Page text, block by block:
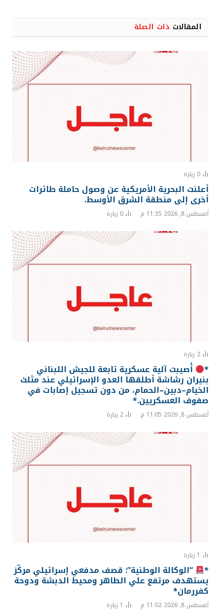
المقالات ذات الصلة
0 زيارة
أعلنت البحرية الأمريكية عن وصول حاملة طائرات
أخرى إلى منطقة الشرق الأوسط.
أغسطس 8, 2026 11:35 م 0 زيارة
2 زيارة
* أُصيبت آلية عسكرية تابعة للجيش اللبناني
بنيران رشاشة أطلقها العدو الإسرائيلي عند مثلث
الخيام–دبين–الحمام، من دون تسجيل إصابات في
صفوف العسكريين.*
أغسطس 8, 2026 11:05 م 2 زيارة
1 زيارة
* “الوكالة الوطنية”: قصف مدفعي إسرائيلي مركّز
يستهدف مرتفع علي الطاهر ومحيط الدبشة ودوحة
كفررمان*
أغسطس 8, 2026 11:02 م 1 زيارة